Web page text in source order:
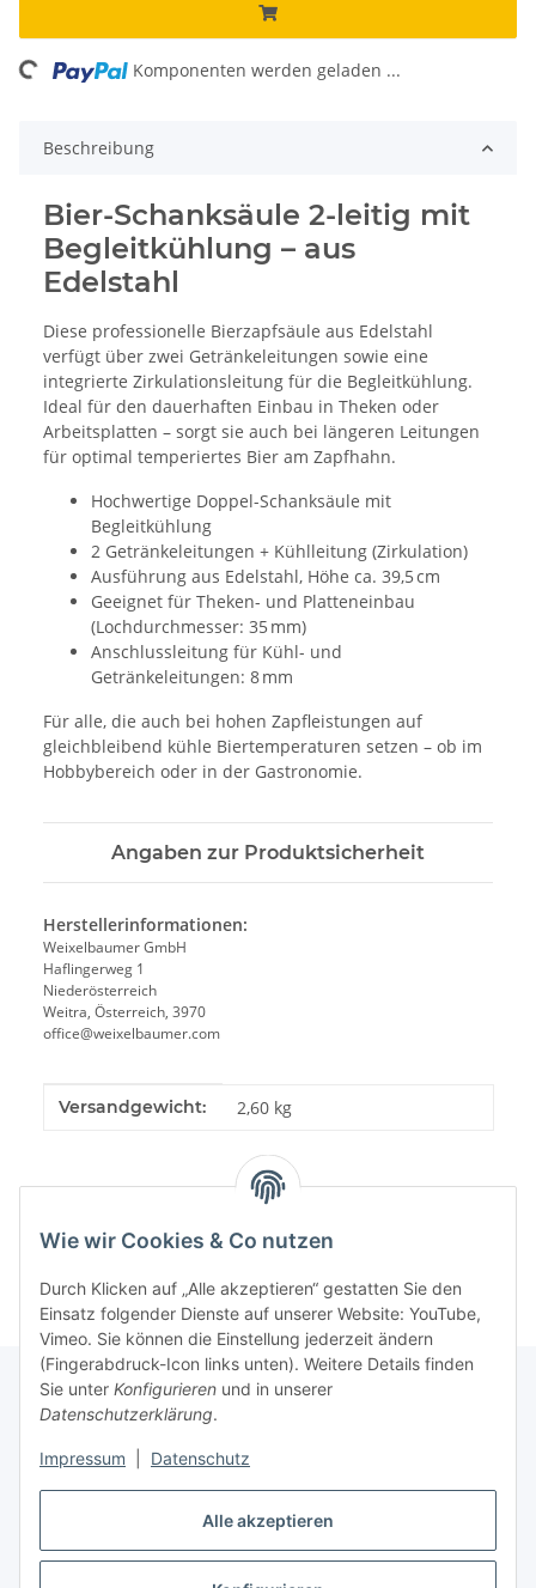
Alle akzeptieren
Wie wir Cookies & Co nutzen
Durch Klicken auf „Alle akzeptieren“ gestatten Sie den
Einsatz folgender Dienste auf unserer Website: YouTube,
Vimeo. Sie können die Einstellung jederzeit ändern
(Fingerabdruck-Icon links unten). Weitere Details finden
Sie unter Konfigurieren und in unserer
Datenschutzerklärung.
Impressum Datenschutz
Komponenten werden geladen ...
Beschreibung
Bier-Schanksäule 2-leitig mit
Begleitkühlung – aus
Edelstahl
Diese professionelle Bierzapfsäule aus Edelstahl
verfügt über zwei Getränkeleitungen sowie eine
integrierte Zirkulationsleitung für die Begleitkühlung.
Ideal für den dauerhaften Einbau in Theken oder
Arbeitsplatten – sorgt sie auch bei längeren Leitungen
für optimal temperiertes Bier am Zapfhahn.
Hochwertige Doppel-Schanksäule mit
Begleitkühlung
2 Getränkeleitungen + Kühlleitung (Zirkulation)
Ausführung aus Edelstahl, Höhe ca. 39,5 cm
Geeignet für Theken- und Platteneinbau
(Lochdurchmesser: 35 mm)
Anschlussleitung für Kühl- und
Getränkeleitungen: 8 mm
Für alle, die auch bei hohen Zapfleistungen auf
gleichbleibend kühle Biertemperaturen setzen – ob im
Hobbybereich oder in der Gastronomie.
Angaben zur Produktsicherheit
Herstellerinformationen:
Weixelbaumer GmbH
Haflingerweg 1
Niederösterreich
Weitra, Österreich, 3970
office@weixelbaumer.com
Produkteigenschaft
Wert
Versandgewicht: 2,60 kg
Gesetzliche Informationen